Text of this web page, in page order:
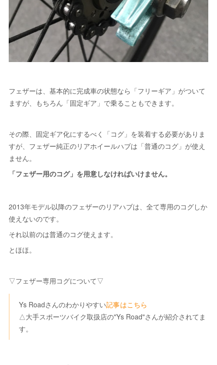
フェザーは、基本的に完成車の状態なら「フリーギア」がついて
ますが、もちろん「固定ギア」で乗ることもできます。
その際、固定ギア化にするべく「コグ」を装着する必要がありま
すが、フェザー純正のリアホイールハブは「普通のコグ」が使え
ません。
「フェザー用のコグ」を用意しなければいけません。
2013年モデル以降のフェザーのリアハブは、全て専用のコグしか
使えないのです。
それ以前のは普通のコグ使えます。
とほほ。
▽フェザー専用コグについて▽
Ys Roadさんのわかりやすい記事はこちら
△大手スポーツバイク取扱店の"Ys Road"さんが紹介されてま
す。